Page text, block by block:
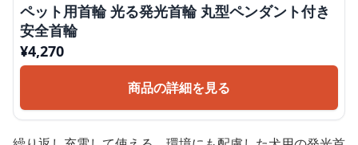
ペット用首輪 光る発光首輪 丸型ペンダント付き
安全首輪
¥4,270
商品の詳細を見る